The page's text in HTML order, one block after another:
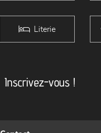
Literie
Inscrivez-vous !